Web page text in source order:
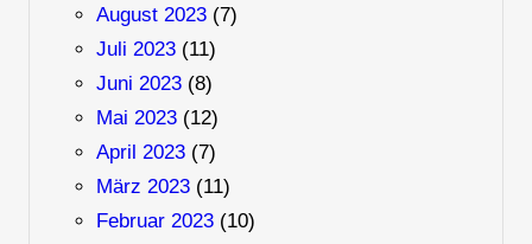
August 2023(7)
Juli 2023(11)
Juni 2023(8)
Mai 2023(12)
April 2023(7)
März 2023(11)
Februar 2023(10)